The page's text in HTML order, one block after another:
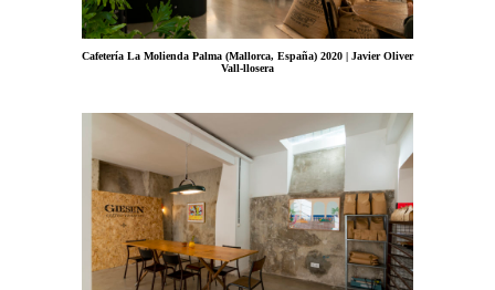
Cafetería La Molienda Palma (Mallorca, España) 2020 | Javier Oliver
Vall-llosera